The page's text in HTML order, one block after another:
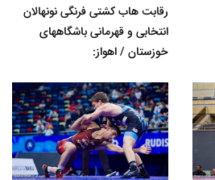
رقابت هاب کشتی فرنگی نونهالان
انتخابی و قهرمانی باشگاههای
خوزستان / اهواز: